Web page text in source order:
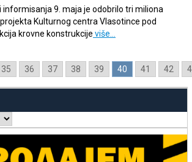
informisanja 9. maja je odobrilo tri miliona
Kulturnog centra Vlasotince pod
krovne konstrukcije više…
35 36 37 38 39 40 41 42